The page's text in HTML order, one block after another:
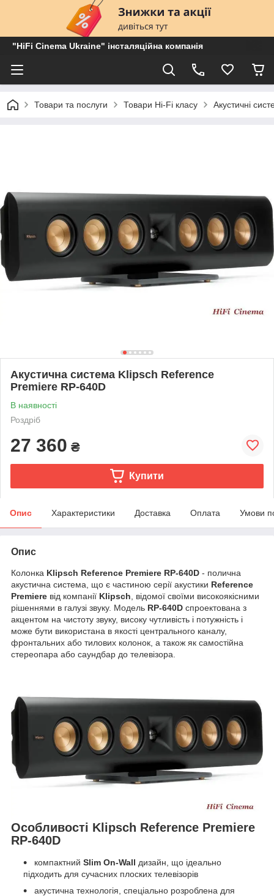
"HiFi Cinema Ukraine" інсталяційна компанія
Товари та послуги Товари Hi-Fi класу Акустичні
Акустична система Klipsch Reference
Premiere RP-640D
В наявності
Роздріб
27 360 ₴
Купити
Опис Характеристики Доставка Оплата Умови
Опис
Колонка Klipsch Reference Premiere RP-640D - полична
акустична система, що є частиною серії акустики Reference
Premiere від компанії Klipsch , відомої своїми високоякісними
рішеннями в галузі звуку. Модель RP-640D спроектована з
акцентом на чистоту звуку, високу чутливість і потужність і
може бути використана в якості центрального каналу,
фронтальних або тилових колонок, а також як самостійна
стереопара або саундбар до телевізора.
Особливості Klipsch Reference Premiere
RP-640D
компактний Slim On-Wall дизайн, що ідеально
підходить для сучасних плоских телевізорів
акустична технологія, спеціально розроблена для